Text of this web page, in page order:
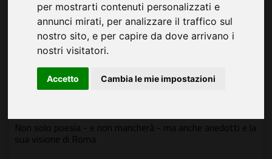
per mostrarti contenuti personalizzati e
annunci mirati, per analizzare il traffico sul
nostro sito, e per capire da dove arrivano i
nostri visitatori.
Accetto Cambia le mie impostazioni
Tramonto sul Foro con Leopardi: il Giovane
Non solo poesia - e non mancherà - ma anche anedotti e la
sua visione di Roma